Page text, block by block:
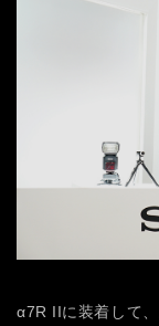
α7R IIに装着して